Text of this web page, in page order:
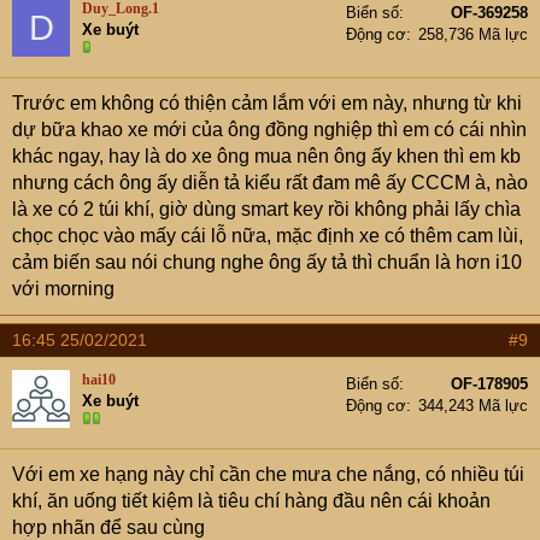
có gì để tâm sự nên em nhảy cóc đến bước ngoặt năm
2020 luôn ạ.
Từng ấy năm cày cuốc thì vợ chồng em cũng bỏ ra được
hơn 300tr, tính là sẽ vay thêm ngân hàng để mua xe,
trong đầu em đã nghĩ là sẽ mua Wigo rồi vì em có trải
nghiệm rất tốt từ 2018 đến 2020 bên em nó. Tiền chưa về
nhưng vợ chồng em đã chạy loanh quanh các showroom
để xem xe, chuẩn kiểu háo hức ấy CCCM à. Mặc dù đã
quá quen với i10 và morning nhưng bọn em vẫn đi tham
khảo để xem mẫu mới có khác gì không? Thì em kết luận
được là tụi nó chả khác cái quái gì ngày xưa CCCM à, xe
vẫn chật chội như thế, đi vẫn chán, lái không đầm và
chắc như Wigo chả hiểu sao CCCM lại cứ đâm đầu vào
mua những chiếc xe thiếu an toàn như thế để làm gì?
Thời gian tiếp theo là thời gian mà bọn em vật lộn để tìm
ra con xe phù hợp nhất với mình, em lái thử cả xe mới, cả
xe cũ, có lúc em định múc em Vios cũ rồi nhưng về sau
vẫn chốt mua Wigo 2020 bản MT cho tiết kiệm lại còn là
xe nhập nguyên chiecs mới tinh xịn sò nữa nữa.
D Duy_Long.1
Xe buýt
Biển số
OF-369258
Động cơ
258,736 Mã lực
Trước em không có thiện cảm lắm với em này, nhưng từ khi
dự bữa khao xe mới của ông đồng nghiệp thì em có cái nhìn
khác ngay, hay là do xe ông mua nên ông ấy khen thì em kb
nhưng cách ông ấy diễn tả kiểu rất đam mê ấy CCCM à, nào
là xe có 2 túi khí, giờ dùng smart key rồi không phải lấy chìa
chọc chọc vào mấy cái lỗ nữa, mặc định xe có thêm cam lùi,
cảm biến sau nói chung nghe ông ấy tả thì chuẩn là hơn i10
với morning
16:45 25/02/2021 #9
hai10
Xe buýt
Biển số
OF-178905
Động cơ
344,243 Mã lực
Với em xe hạng này chỉ cần che mưa che nắng, có nhiều túi
khí, ăn uống tiết kiệm là tiêu chí hàng đầu nên cái khoản
hợp nhãn để sau cùng